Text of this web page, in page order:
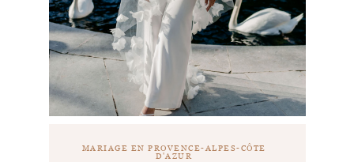
MARIAGE EN PROVENCE-ALPES-CÔTE
D'AZUR